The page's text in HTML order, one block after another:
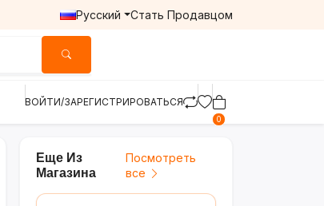
Русский Стать Продавцом
ВОЙТИ/ЗАРЕГИСТРИРОВАТЬСЯ
0
Еще Из
Магазина
Посмотреть
все